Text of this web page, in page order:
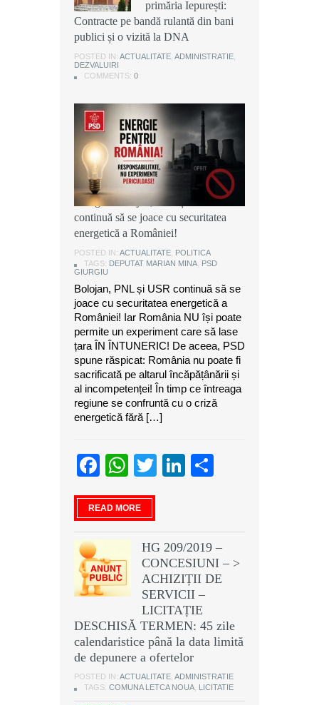
primăria Iepurești:
Contracte pe bandă rulantă din bani
publici și o vizită la DNA
POSTED IN: ACTUALITATE ADMINISTRATIE
DEZVALUIRI
COMMENTS: 0
primăria Iepurești:
Contracte pe bandă rulantă din bani
publici și o vizită la DNA
POSTED IN: ACTUALITATE ADMINISTRATIE
DEZVALUIRI
COMMENTS: 0
primăria Iepurești:
Contracte pe bandă rulantă din bani
publici și o vizită la DNA
POSTED IN: ACTUALITATE ADMINISTRATIE
DEZVALUIRI
COMMENTS: 0
Marian Mina, deputat PSD de
Giurgiu: Bolojan, PNL și USR
continuă să se joace cu securitatea
energetică a României!
POSTED IN: ACTUALITATE POLITICA
TAGS: DEPUTAT MARIAN MINA PSD
GIURGIU
Bolojan, PNL și USR continuă să se
joace cu securitatea energetică a
României! Iar România NU își poate
permite un experiment care să lase
țara ÎN ÎNTUNERIC! De aceea, PSD
spune răspicat: România nu poate fi
sacrificată pe altarul încăpățânării și
al incompetenței! În timp ce întreaga
regiune se confruntă cu o criză
energetică fără […]
Facebook
WhatsApp
TwitterLinkedIn
READ MORE
HG 209/2019 –
CONCESIUNI – >
ACHIZIȚII DE
SERVICII –
LICITAȚIE
DESCHISĂ TERMEN: 45 zile
calendaristice până la data limită
de depunere a ofertelor
POSTED IN: ACTUALITATE ADMINISTRATIE
TAGS: COMUNA LETCA NOUA LICITATIE